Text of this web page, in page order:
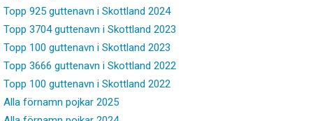
Topp 925 guttenavn i Skottland 2024
Topp 3704 guttenavn i Skottland 2023
Topp 100 guttenavn i Skottland 2023
Topp 3666 guttenavn i Skottland 2022
Topp 100 guttenavn i Skottland 2022
Alla förnamn pojkar 2025